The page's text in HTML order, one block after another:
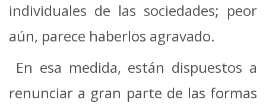
individuales de las sociedades; peor
aún, parece haberlos agravado.
En esa medida, están dispuestos a
renunciar a gran parte de las formas